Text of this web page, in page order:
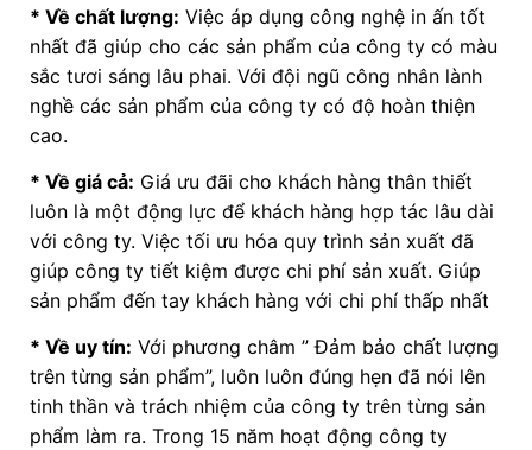
* Về chất lượng: Việc áp dụng công nghệ in ấn tốt
nhất đã giúp cho các sản phẩm của công ty có màu
sắc tươi sáng lâu phai. Với đội ngũ công nhân lành
nghề các sản phẩm của công ty có độ hoàn thiện
cao.
* Về giá cả: Giá ưu đãi cho khách hàng thân thiết
luôn là một động lực để khách hàng hợp tác lâu dài
với công ty. Việc tối ưu hóa quy trình sản xuất đã
giúp công ty tiết kiệm được chi phí sản xuất. Giúp
sản phẩm đến tay khách hàng với chi phí thấp nhất
* Về uy tín: Với phương châm ” Đảm bảo chất lượng
trên từng sản phẩm”, luôn luôn đúng hẹn đã nói lên
tinh thần và trách nhiệm của công ty trên từng sản
phẩm làm ra. Trong 15 năm hoạt động công ty